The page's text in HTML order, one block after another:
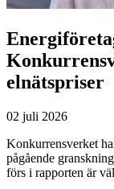
elnätspriser
02 juli 2026
Konkurrensverket
förs i rapporten är
Läs mer